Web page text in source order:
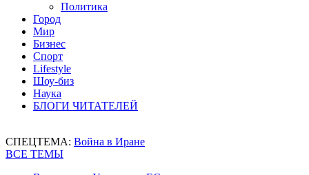
Политика
Город
Мир
Бизнес
Спорт
Lifestyle
Шоу-биз
Наука
БЛОГИ ЧИТАТЕЛЕЙ
СПЕЦТЕМА: Война в Иране
ВСЕ ТЕМЫ